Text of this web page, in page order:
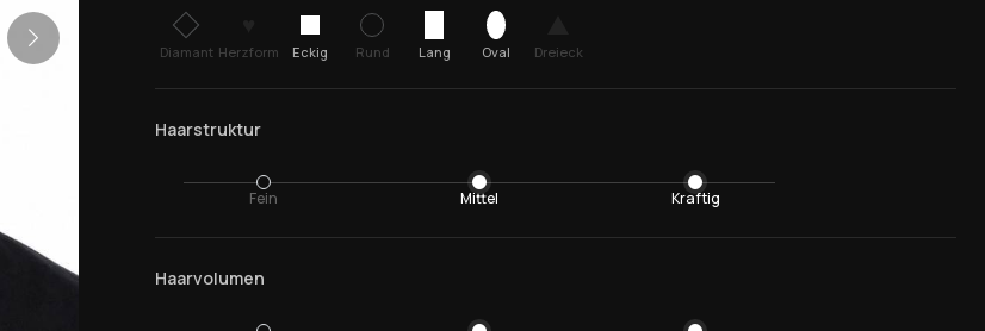
Diamant Herzform Eckig Rund Lang Oval Dreieck
Haarstruktur
Fein Mittel Kraftig
Haarvolumen